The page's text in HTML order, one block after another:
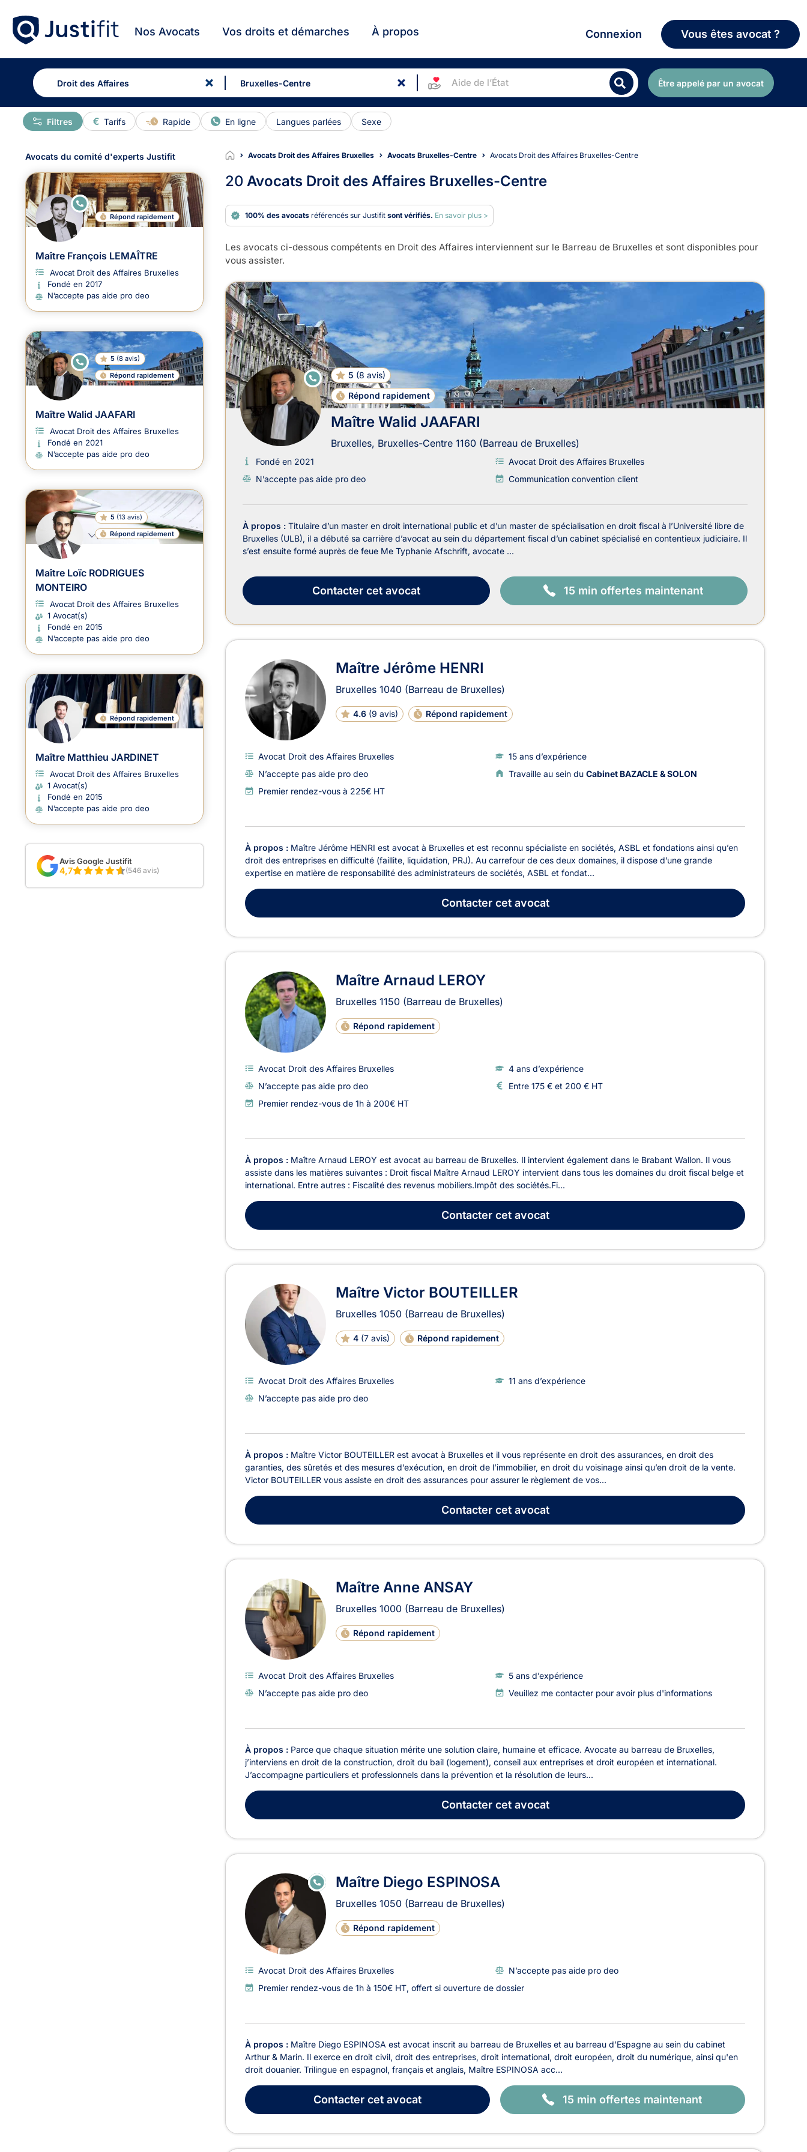
Nos Avocats Vos droits et démarches À propos Connexion Vous êtes avocat ?
Aide de l’État Être appelé par un avocat
Tarifs Rapide En ligne Langues parlées Sexe
Filtres
Avocats Droit des Affaires Bruxelles Avocats Bruxelles-Centre Avocats Droit des Affaires Bruxelles-Centre
20 Avocats Droit des Affaires Bruxelles-Centre
100% des avocats référencés sur Justifit sont vérifiés. En savoir plus >
Les avocats ci-dessous compétents en Droit des Affaires interviennent sur le Barreau de Bruxelles et sont disponibles pour
vous assister.
Avocats en Droit des Affaires à Bruxelles-Centre
5 (8 avis)
Répond rapidement
E
N
N
E
Maître Walid JAAFARI
Bruxelles, Bruxelles-Centre 1160 (Barreau de Bruxelles)
Fondé en 2021
Avocat Droit des Affaires Bruxelles
N’accepte pas aide pro deo
Communication convention client
À propos : Titulaire d’un master en droit international public et d’un master de spécialisation en droit fiscal à l’Université libre de
Bruxelles (ULB), il a débuté sa carrière d’avocat au sein du département fiscal d’un cabinet spécialisé en contentieux judiciaire. Il
s’est ensuite formé auprès de feue Me Typhanie Afschrift, avocate ...
Contacter cet avocat 15 min offertes maintenant
Maître Jérôme HENRI
Bruxelles 1040 (Barreau de Bruxelles)
4.6 (9 avis) Répond rapidement
Avocat Droit des Affaires Bruxelles
15 ans d’expérience
N’accepte pas aide pro deo
Travaille au sein du Cabinet BAZACLE & SOLON
Premier rendez-vous à 225€ HT
À propos : Maître Jérôme HENRI est avocat à Bruxelles et est reconnu spécialiste en sociétés, ASBL et fondations ainsi qu’en
droit des entreprises en difficulté (faillite, liquidation, PRJ). Au carrefour de ces deux domaines, il dispose d’une grande
expertise en matière de responsabilité des administrateurs de sociétés, ASBL et fondat...
Contactercet avocat
Maître Arnaud LEROY
Bruxelles 1150 (Barreau de Bruxelles)
Répond rapidement
Avocat Droit des Affaires Bruxelles
4 ans d’expérience
N’accepte pas aide pro deo
Entre 175 € et 200 € HT
Premier rendez-vous de 1h à 200€ HT
À propos : Maître Arnaud LEROY est avocat au barreau de Bruxelles. Il intervient également dans le Brabant Wallon. Il vous
assiste dans les matières suivantes : Droit fiscal Maître Arnaud LEROY intervient dans tous les domaines du droit fiscal belge et
international. Entre autres : Fiscalité des revenus mobiliers.Impôt des sociétés.Fi...
Contactercet avocat
Maître Victor BOUTEILLER
Bruxelles 1050 (Barreau de Bruxelles)
4 (7 avis) Répond rapidement
Avocat Droit des Affaires Bruxelles
11 ans d’expérience
N’accepte pas aide pro deo
À propos : Maître Victor BOUTEILLER est avocat à Bruxelles et il vous représente en droit des assurances, en droit des
garanties, des sûretés et des mesures d’exécution, en droit de l’immobilier, en droit du voisinage ainsi qu’en droit de la vente.
Victor BOUTEILLER vous assiste en droit des assurances pour assurer le règlement de vos...
Contactercet avocat
Maître Anne ANSAY
Bruxelles 1000 (Barreau de Bruxelles)
Répond rapidement
Avocat Droit des Affaires Bruxelles
5 ans d’expérience
N’accepte pas aide pro deo
Veuillez me contacter pour avoir plus d'informations
À propos : Parce que chaque situation mérite une solution claire, humaine et efficace. Avocate au barreau de Bruxelles,
j’interviens en droit de la construction, droit du bail (logement), conseil aux entreprises et droit européen et international.
J’accompagne particuliers et professionnels dans la prévention et la résolution de leurs...
Contactercet avocat
Maître Diego ESPINOSA
Bruxelles 1050 (Barreau de Bruxelles)
Répond rapidement
E
N
Avocat Droit des Affaires Bruxelles
N’accepte pas aide pro deo
Premier rendez-vous de 1h à 150€ HT, offert si ouverture de dossier
À propos : Maître Diego ESPINOSA est avocat inscrit au barreau de Bruxelles et au barreau d’Espagne au sein du cabinet
Arthur & Marin. Il exerce en droit civil, droit des entreprises, droit international, droit européen, droit du numérique, ainsi qu'en
droit douanier. Trilingue en espagnol, français et anglais, Maître ESPINOSA acc...
Contacter cet avocat 15 min offertes maintenant
Avocats du comité d'experts Justifit
E
N
N
Répond rapidement
Maître François LEMAÎTRE
Avocat Droit des Affaires Bruxelles
Fondé en 2017
N’accepte pas aide pro deo
E
N
LI
G
N
5 (8 avis)
Répond rapidement
Maître Walid JAAFARI
Avocat Droit des Affaires Bruxelles
Fondé en 2021
N’accepte pas aide pro deo
5 (13 avis)
Répond rapidement
Maître Loïc RODRIGUES
MONTEIRO
Avocat Droit des Affaires Bruxelles
1 Avocat(s)
Fondé en 2015
N’accepte pas aide pro deo
Répond rapidement
Maître Matthieu JARDINET
Avocat Droit des Affaires Bruxelles
1 Avocat(s)
Fondé en 2015
N’accepte pas aide pro deo
Avis Google Justifit
4,7 (546 avis)